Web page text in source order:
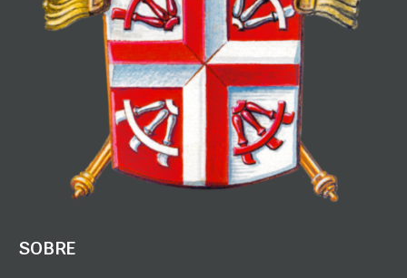
SOBRE